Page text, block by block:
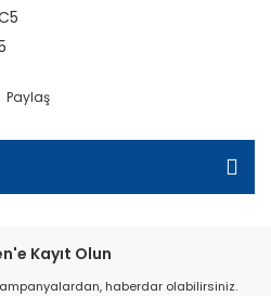
Paylaş
Kayıt Olun
haberdar olabilirsiniz.